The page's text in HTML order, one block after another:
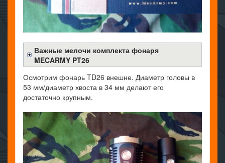
Важные мелочи комплекта фонаря
MECARMY PT26
Осмотрим фонарь TD26 внешне. Диаметр головы в
53 мм/диаметр хвоста в 34 мм делают его
достаточно крупным.